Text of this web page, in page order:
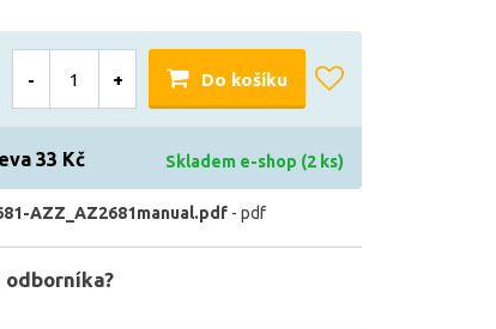
- + Do košíku
33 Kč Skladem e-shop (2 ks)
AZZ_AZ2681manual.pdf - pdf